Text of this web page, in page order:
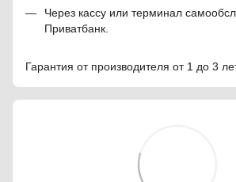
Через кассу или терминал
Приватбанк.
Гарантия от производителя от 1 до 3